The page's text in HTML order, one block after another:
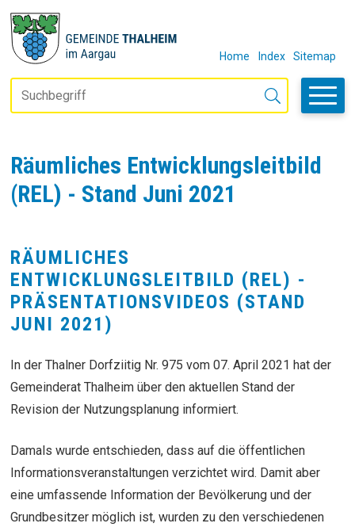
Navigieren in Thalheim
SCHNELLNAVIGATION
Home Index Sitemap
Suchbegriff
Suche starten
Räumliches Entwicklungsleitbild
(REL) - Stand Juni 2021
RÄUMLICHES
ENTWICKLUNGSLEITBILD (REL) -
PRÄSENTATIONSVIDEOS (STAND
JUNI 2021)
In der Thalner Dorfziitig Nr. 975 vom 07. April 2021 hat der
Gemeinderat Thalheim über den aktuellen Stand der
Revision der Nutzungsplanung informiert.
Damals wurde entschieden, dass auf die öffentlichen
Informationsveranstaltungen verzichtet wird. Damit aber
eine umfassende Information der Bevölkerung und der
Grundbesitzer möglich ist, wurden zu den verschiedenen